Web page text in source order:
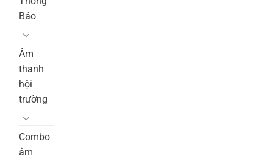
Báo
Âm
thanh
hội
trường
Combo
âm